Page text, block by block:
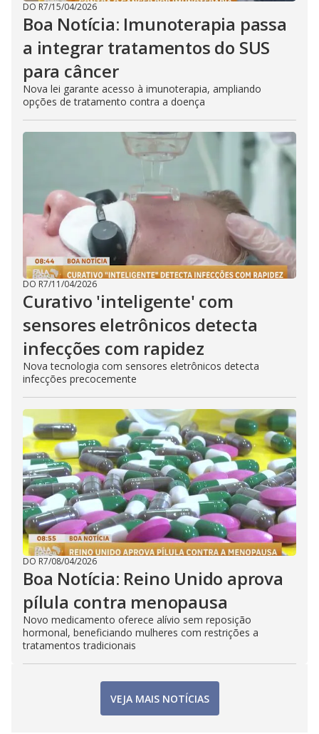
DO R7/15/04/2026
Boa Notícia: Imunoterapia passa
a integrar tratamentos do SUS
para câncer
Nova lei garante acesso à imunoterapia, ampliando
opções de tratamento contra a doença
DO R7/11/04/2026
Curativo 'inteligente' com
sensores eletrônicos detecta
infecções com rapidez
Nova tecnologia com sensores eletrônicos detecta
infecções precocemente
DO R7/08/04/2026
Boa Notícia: Reino Unido aprova
pílula contra menopausa
Novo medicamento oferece alívio sem reposição
hormonal, beneficiando mulheres com restrições a
tratamentos tradicionais
VEJA MAIS NOTÍCIAS